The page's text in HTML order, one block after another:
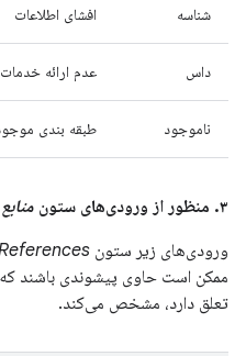
شناسه افشای اطلاعات
داس عدم ارائه خدمات
ناموجود طبقه بندی
۳. منظور از ورودی‌های ستون منابع
ورودی‌های زیر ستون
ممکن است حاوی پیشوندی باشند که
تعلق دارد، مشخص می‌کند.